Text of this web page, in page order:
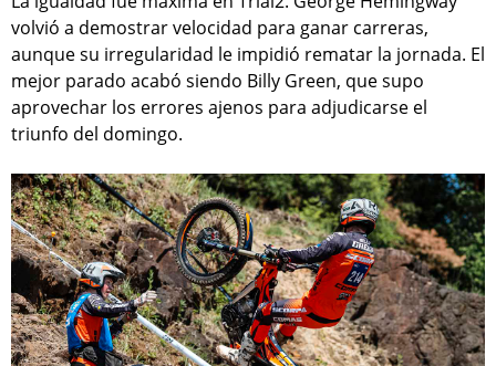
volvió a demostrar velocidad para ganar carreras,
aunque su irregularidad le impidió rematar la jornada. El
mejor parado acabó siendo Billy Green, que supo
aprovechar los errores ajenos para adjudicarse el
triunfo del domingo.